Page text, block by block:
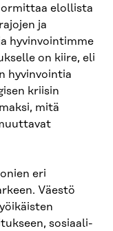
elollista
ja
hyvinvointimme
on kiire, eli
hyvinvointia
kriisin
mitä
eri
Väestö
sosiaali-